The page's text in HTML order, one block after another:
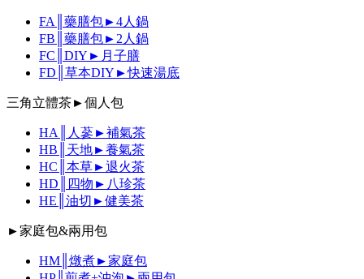
FA║藥膳包►4人鍋
FB║藥膳包►2人鍋
FC║DIY►月子膳
FD║草本DIY►快速湯底
三角立體茶►個人包
HA║人蔘►補氣茶
HB║天地►養氣茶
HC║本草►退火茶
HD║四物►八珍茶
HE║油切►健美茶
►家庭包&兩用包
HM║燉煮►家庭包